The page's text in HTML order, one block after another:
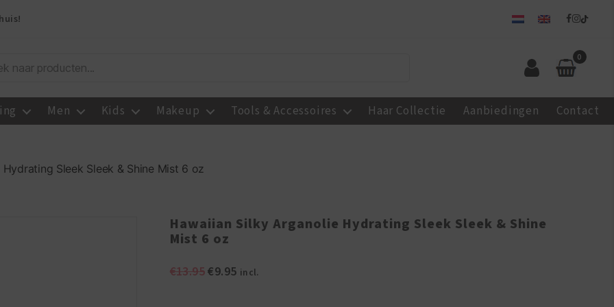
0
Men Kids Makeup Tools & Accessoires Haar Collectie Aanbiedingen Contact
Sleek Sleek & Shine Mist 6 oz
Hawaiian Silky Arganolie Hydrating Sleek Sleek & Shine
Mist 6 oz
€13.95Oorspronkelijke
€9.95Huidige
incl.